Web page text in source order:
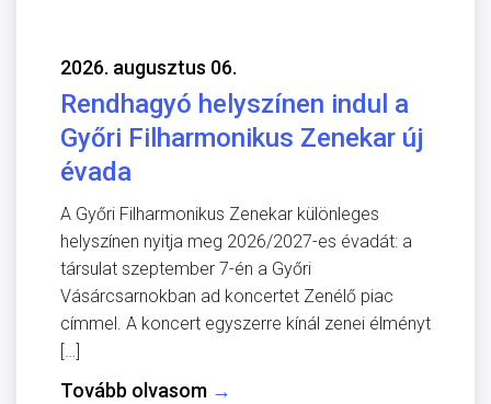
2026. augusztus 06.
Rendhagyó helyszínen indul a
Győri Filharmonikus Zenekar új
évada
A Győri Filharmonikus Zenekar különleges
helyszínen nyitja meg 2026/2027-es évadát: a
társulat szeptember 7-én a Győri
Vásárcsarnokban ad koncertet Zenélő piac
címmel. A koncert egyszerre kínál zenei élményt
[…]
Tovább olvasom →